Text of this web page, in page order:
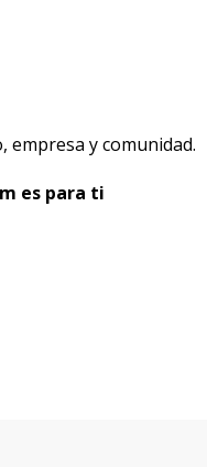
y comunidad.
es para ti